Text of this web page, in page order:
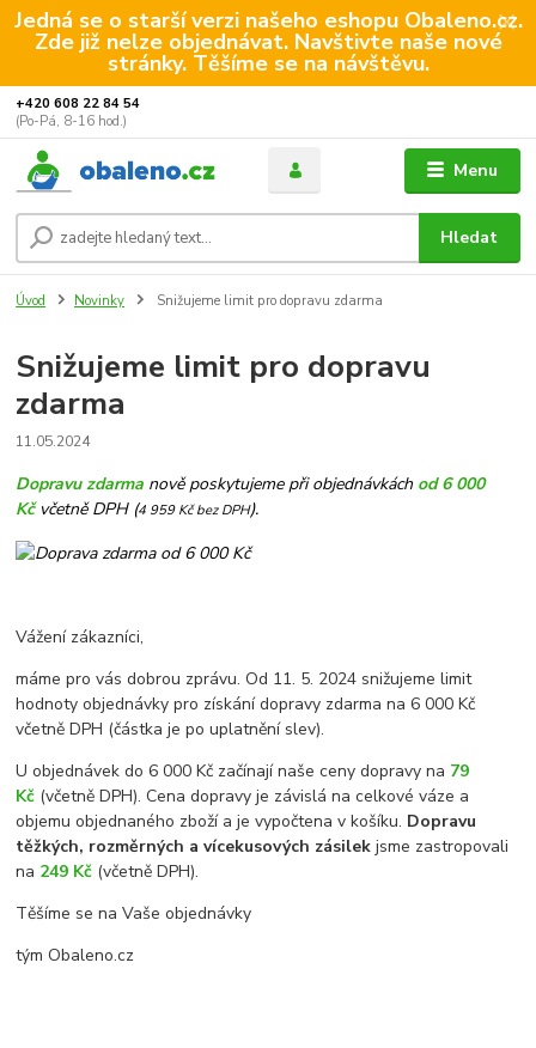
Jedná se o starší verzi našeho eshopu Obaleno.cz.
Zde již nelze objednávat. Navštivte naše nové
stránky. Těšíme se na návštěvu.
Menu
Hledat
+420 608 22 84 54
(Po-Pá, 8-16 hod.)
Úvod Novinky Snižujeme limit pro dopravu zdarma
Snižujeme limit pro dopravu
zdarma
11.05.2024
Dopravu zdarma nově poskytujeme při objednávkách od 6 000
Kč včetně DPH (4 959 Kč bez DPH).
Vážení zákazníci,
máme pro vás dobrou zprávu. Od 11. 5. 2024 snižujeme limit
hodnoty objednávky pro získání dopravy zdarma na 6 000 Kč
včetně DPH (částka je po uplatnění slev).
U objednávek do 6 000 Kč začínají naše ceny dopravy na 79
Kč (včetně DPH). Cena dopravy je závislá na celkové váze a
objemu objednaného zboží a je vypočtena v košíku. Dopravu
těžkých, rozměrných a vícekusových zásilek jsme zastropovali
na 249 Kč (včetně DPH).
Těšíme se na Vaše objednávky
tým Obaleno.cz